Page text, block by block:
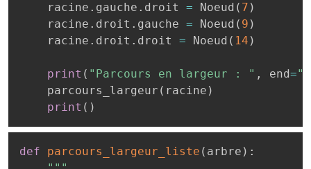
    racine
. gauche . droit = Noeud ( 7 )
    racine
. droit . gauche = Noeud ( 9 )
    racine
. droit . droit = Noeud ( 14 )
print ( "Parcours en largeur : " , end=""
    parcours_largeur
( racine )
print ( )
def parcours_largeur_liste ( arbre ) :